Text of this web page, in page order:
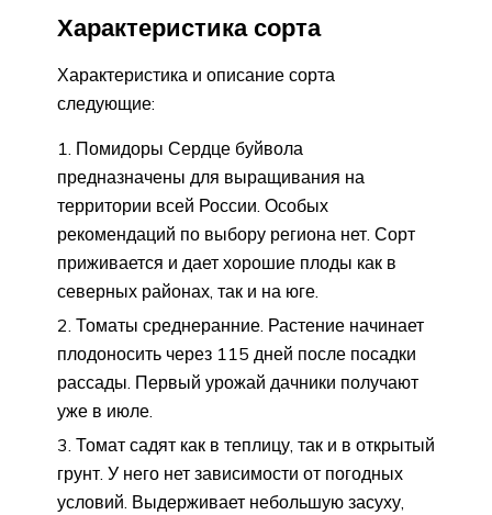
Характеристика сорта
Характеристика и описание сорта
следующие:
Помидоры Сердце буйвола
предназначены для выращивания на
территории всей России. Особых
рекомендаций по выбору региона нет. Сорт
приживается и дает хорошие плоды как в
северных районах, так и на юге.
Томаты среднеранние. Растение начинает
плодоносить через 115 дней после посадки
рассады. Первый урожай дачники получают
уже в июле.
Томат садят как в теплицу, так и в открытый
грунт. У него нет зависимости от погодных
условий. Выдерживает небольшую засуху,